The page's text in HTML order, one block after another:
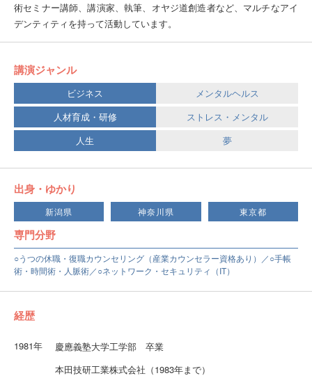
術セミナー講師、講演家、執筆、オヤジ道創造者など、マルチなアイ
デンティティを持って活動しています。
講演ジャンル
ビジネス
メンタルヘルス
人材育成・研修
ストレス・メンタル
人生
夢
出身・ゆかり
新潟県 神奈川県 東京都
専門分野
○うつの休職・復職カウンセリング（産業カウンセラー資格あり）／○手帳
術・時間術・人脈術／○ネットワーク・セキュリティ（IT）
経歴
1981年
慶應義塾大学工学部 卒業
本田技研工業株式会社（1983年まで）